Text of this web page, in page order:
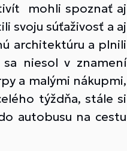
mohli spoznať aj
svoju súťaživosť a aj
architektúru a plnili
niesol v znamení
a malými nákupmi,
týždňa, stále si
autobusu na cestu